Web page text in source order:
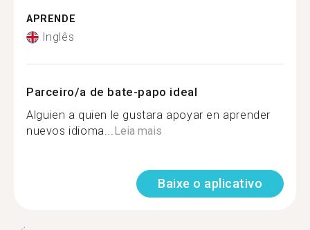
APRENDE
Inglês
Parceiro/a de bate-papo ideal
Alguien a quien le gustara apoyar en aprender
nuevos idioma...Leia mais
Baixe o aplicativo